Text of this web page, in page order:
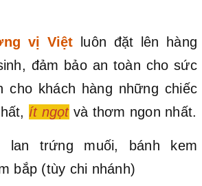
vị Việt luôn đặt lên hàng
đảm bảo an toàn cho sức
cho khách hàng những chiếc
ít ngọt và thơm ngon nhất.
lan trứng muối, bánh kem
bắp (tùy chi nhánh)